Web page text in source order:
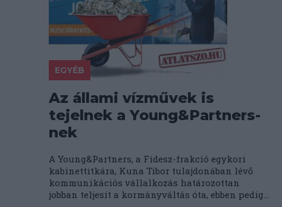
EGYÉB
Az állami vízművek is
tejelnek a Young&Partners-
nek
A Young&Partners, a Fidesz-frakció egykori
kabinettitkára, Kuna Tibor tulajdonában lévő
kommunikációs vállalkozás határozottan
jobban teljesít a kormányváltás óta, ebben pedig...